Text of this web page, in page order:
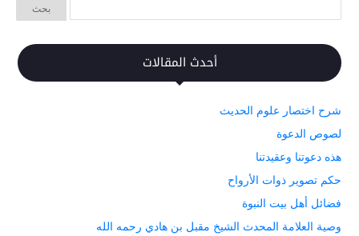
أحدث المقالات
شرح اختصار علوم الحديث
لصوص الدعوة
هذه دعوتنا وعقيدتنا
حكم تصوير ذوات الأرواح
فضائل أهل بيت النبوة
وصية العلامة المحدث الشيخ مقبل بن هادي رحمه الله